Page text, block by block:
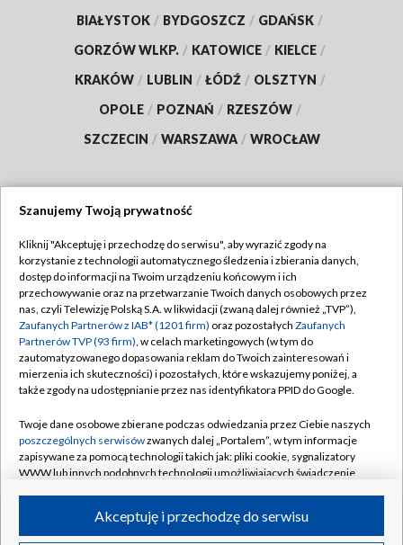
BIAŁYSTOK / BYDGOSZCZ / GDAŃSK /
GORZÓW WLKP. / KATOWICE / KIELCE /
KRAKÓW / LUBLIN / ŁÓDŹ / OLSZTYN /
OPOLE / POZNAŃ / RZESZÓW /
SZCZECIN / WARSZAWA / WROCŁAW
TVP
Abonament TVP
Emisja w TVP
Centrum informacji TVP
Naziemna Telewizja Cyfrowa
Rada Programowa
System NOS
Informacje o nadawcy
Program dla prasy
Regulamin TVP
Polityka prywatności
Moje zgody
Pomoc
Kontakt
Kanały
Szanujemy Twoją prywatność
Kliknij "Akceptuję i przechodzę do serwisu", aby wyrazić zgody na
korzystanie z technologii automatycznego śledzenia i zbierania danych,
dostęp do informacji na Twoim urządzeniu końcowym i ich
przechowywanie oraz na przetwarzanie Twoich danych osobowych przez
nas, czyli Telewizję Polską S.A. w likwidacji (zwaną dalej również „TVP”),
Zaufanych Partnerów z IAB* (1201 firm) oraz pozostałych Zaufanych
Partnerów TVP (93 firm), w celach marketingowych (w tym do
zautomatyzowanego dopasowania reklam do Twoich zainteresowań i
mierzenia ich skuteczności) i pozostałych, które wskazujemy poniżej, a
także zgody na udostępnianie przez nas identyfikatora PPID do Google.
Twoje dane osobowe zbierane podczas odwiedzania przez Ciebie naszych
poszczególnych serwisówzwanych dalej „Portalem”, w tym informacje
zapisywane za pomocą technologii takich jak: pliki cookie, sygnalizatory
WWW lub innych podobnych technologii umożliwiających świadczenie
ruchu w Internecie.Akceptuję i przechodzę do serwisu